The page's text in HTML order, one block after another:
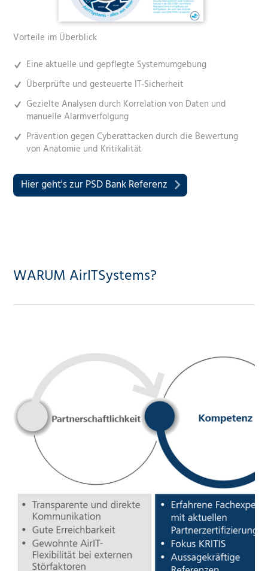
Vorteile im Überblick
Eine aktuelle und gepflegte Systemumgebung
Überprüfte und gesteuerte IT-Sicherheit
Gezielte Analysen durch Korrelation von Daten und
manuelle Alarmverfolgung
Prävention gegen Cyberattacken durch die Bewertung
von Anatomie und Kritikalität
Hier geht's zur PSD Bank Referenz
WARUM AirITSystems?